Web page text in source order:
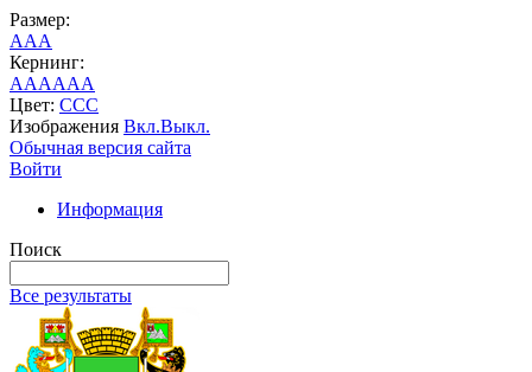
Размер:
AAA
Кернинг:
AAAAAA
Цвет: CCC
Изображения Вкл.Выкл.
Обычная версия сайта
Войти
Информация
Поиск
Все результаты